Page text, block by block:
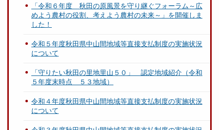
「令和６年度 秋田の原風景を守り継ぐフォーラム～広
めよう農村の役割、考えよう農村の未来～」を開催しま
した！
令和５年度秋田県中山間地域等直接支払制度の実施状況
について
「守りたい秋田の里地里山５０」 認定地域紹介（令和
５年度末時点 ５３地域）
令和４年度秋田県中山間地域等直接支払制度の実施状況
について